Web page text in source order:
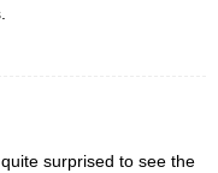
surprised to see the